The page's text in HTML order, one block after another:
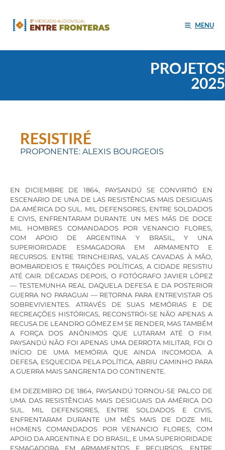
MENU
PROJETOS
2025
RESISTIRÉ
PROPONENTE: ALEXIS BOURGEOIS
EN DICIEMBRE DE 1864, PAYSANDÚ SE CONVIRTIÓ EN
ESCENARIO DE UNA DE LAS RESISTÊNCIAS MAIS DESIGUAIS
DA AMÉRICA DO SUL. MIL DEFENSORES, ENTRE SOLDADOS
E CIVIS, ENFRENTARAM DURANTE UN MES MÁS DE DOCE
MIL HOMBRES COMANDADOS POR VENANCIO FLORES,
COM APOIO DE ARGENTINA Y BRASIL, Y UNA
SUPERIORIDADE ESMAGADORA EM ARMAMENTO E
RECURSOS. ENTRE TRINCHEIRAS, VALAS CAVADAS À MÃO,
BOMBARDEIOS E TRAIÇÕES POLÍTICAS, A CIDADE RESISTIU
ATÉ CAIR. DÉCADAS DEPOIS, O FOTÓGRAFO JAVIER LÓPEZ
— TESTEMUNHA REAL DAQUELA DEFESA E DA POSTERIOR
GUERRA NO PARAGUAI — RETORNA PARA ENTREVISTAR OS
SOBREVIVIENTES. ATRAVÉS DE SUAS MEMÓRIAS E DE
RECREAÇÕES HISTÓRICAS, RECONSTRÓI-SE NÃO APENAS A
RECUSA DE LEANDRO GÓMEZ EM SE RENDER, MAS TAMBÉM
A FORÇA DOS ANÔNIMOS QUE LUTARAM ATÉ O FIM.
PAYSANDÚ NÃO FOI APENAS UMA DERROTA MILITAR, FOI O
INÍCIO DE UMA MEMÓRIA QUE AINDA INCOMODA. A
DEFESA, ESQUECIDA PELA POLÍTICA, ABRIU CAMINHO PARA
A GUERRA MAIS SANGRENTA DO CONTINENTE.
EM DEZEMBRO DE 1864, PAYSANDÚ TORNOU-SE PALCO DE
UMA DAS RESISTÊNCIAS MAIS DESIGUAIS DA AMÉRICA DO
SUL. MIL DEFENSORES, ENTRE SOLDADOS E CIVIS,
ENFRENTARAM DURANTE UM MÊS MAIS DE DOZE MIL
HOMENS COMANDADOS POR VENANCIO FLORES, COM
APOIO DA ARGENTINA E DO BRASIL, E UMA SUPERIORIDADE
ESMAGADORA EM ARMAMENTOS E RECURSOS. ENTRE